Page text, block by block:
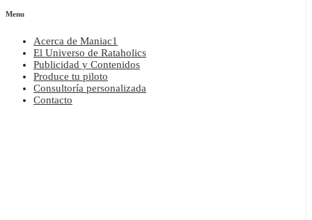
Menu
Acerca de Maniac1
El Universo de Rataholics
Publicidad y Contenidos
Produce tu piloto
Consultoría personalizada
Contacto